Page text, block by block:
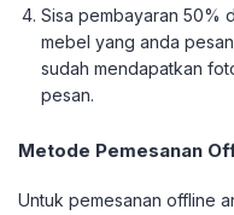
Sisa pembayaran 50%
mebel yang anda
sudah mendapatkan
pesan.
Metode Pemesanan
Untuk pemesanan offline